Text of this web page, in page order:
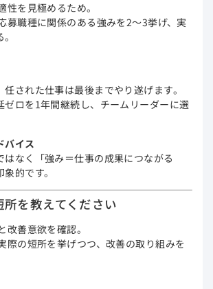
性を見極めるため。
募職種に関係のある強みを2〜3挙げ、実
任された仕事は最後までやり遂げます。
ゼロを1年間継続し、チームリーダーに選
バイス
はなく「強み＝仕事の成果につながる
的です。
を教えてください
改善意欲を確認。
際の短所を挙げつつ、改善の取り組みを